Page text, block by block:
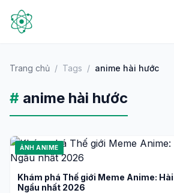
Trang chủ / Tags / anime hài hước
# anime hài hước
ẢNH ANIME
Khám phá Thế giới Meme Anime:
Ngầu nhất 2026